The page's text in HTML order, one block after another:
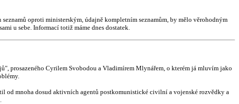
oproti ministerským, údajně kompletním seznamům, by mělo věrohodným
u sebe. Informací totiž máme dnes dostatek.
prosazeného Cyrilem Svobodou a Vladimírem Mlynářem, o kterém já mluvím jako
od mnoha dosud aktivních agentů postkomunistické civilní a vojenské rozvědky a